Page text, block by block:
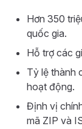
Hơn 350
quốc gia.
Hỗ trợ các
Tỷ lệ thành
hoạt động.
Định vị
mã ZIP và